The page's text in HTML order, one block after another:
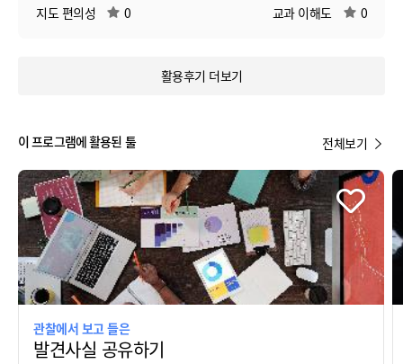
지도 편의성
0 교과 이해도 0
활용후기 더보기
이 프로그램에 활용된 툴 전체보기
관찰에서 보고 들은
발견사실 공유하기